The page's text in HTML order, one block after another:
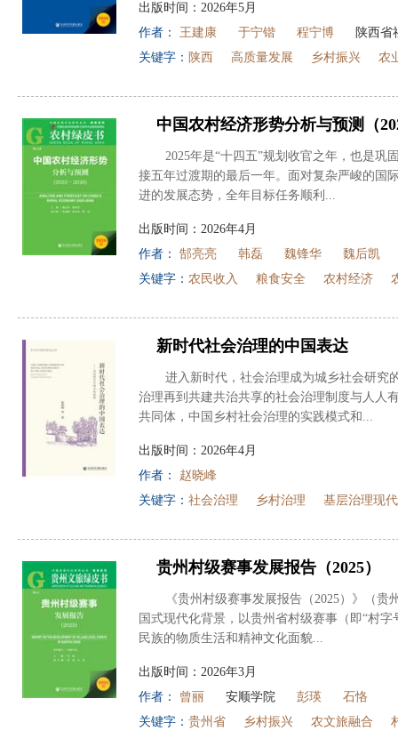
出版时间：2026年5月
作者： 王建康 于宁锴 程宁博
陕西省
关键字： 陕西 高质量发展 乡村振兴 农
中国农村经济形势分析与预测（
2025年是“十四五”规划收官之年，也是巩
接五年过渡期的最后一年。面对复杂严峻的国
进的发展态势，全年目标任务顺利...
出版时间：2026年4月
作者： 郜亮亮 韩磊 魏锋华
魏后凯
关键字： 农民收入 粮食安全 农村经济
新时代社会治理的中国表达
进入新时代，社会治理成为城乡社会研究
治理再到共建共治共享的社会治理制度与人人
共同体，中国乡村社会治理的实践模式和...
出版时间：2026年4月
作者： 赵晓峰
关键字： 社会治理 乡村治理 基层治理现
贵州村级赛事发展报告（2025）
《贵州村级赛事发展报告（2025）》（
国式现代化背景，以贵州省村级赛事（即“村
民族的物质生活和精神文化面貌...
出版时间：2026年3月
作者： 曾丽 安顺学院 彭瑛
石恪
关键字： 贵州省 乡村振兴 农文旅融合